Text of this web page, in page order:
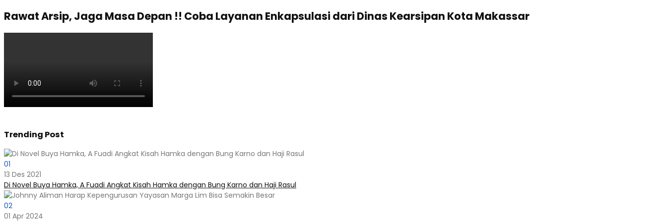
Rawat Arsip, Jaga Masa Depan !! Coba Layanan Enkapsulasi dari Dinas Kearsipan Kota Makassar
Trending Post
01
13 Des 2021
Di Novel Buya Hamka, A Fuadi Angkat Kisah Hamka dengan Bung Karno dan Haji Rasul
02
01 Apr 2024